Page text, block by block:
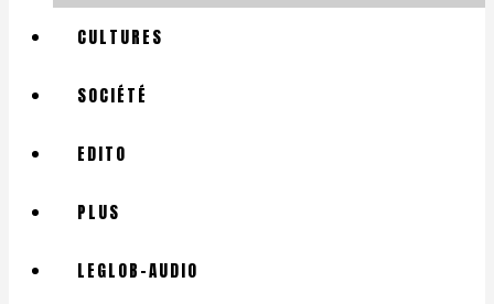
CULTURES
SOCIÉTÉ
EDITO
PLUS
LEGLOB-AUDIO